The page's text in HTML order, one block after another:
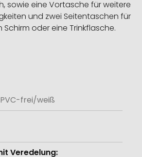
sowie eine Vortasche für weitere
und zwei Seitentaschen für
Schirm oder eine Trinkflasche.
frei/weiß